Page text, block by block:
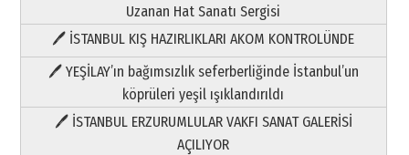
Uzanan Hat Sanatı Sergisi
🖊 İSTANBUL KIŞ HAZIRLIKLARI AKOM KONTROLÜNDE
🖊 YEŞİLAY’ın bağımsızlık seferberliğinde İstanbul’un
köprüleri yeşil ışıklandırıldı
🖊 İSTANBUL ERZURUMLULAR VAKFI SANAT GALERİSİ
AÇILIYOR
Yıldırım Gündoğdu
HAVVA’NIN ÜÇ KIZI
09 Temmuz 2026 Perşembe
Yusuf POLAT
Şampiyonluk Sebahattin Şirin’e